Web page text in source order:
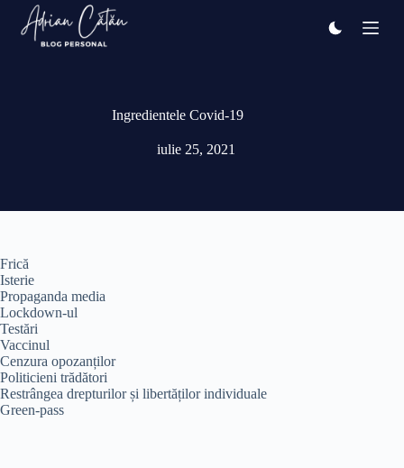
conținut
Ingredientele Covid-19
iulie 25, 2021
Frică
Isterie
Propaganda media
Lockdown-ul
Testări
Vaccinul
Cenzura opozanților
Politicieni trădători
Restrângea drepturilor și libertăților individuale
Green-pass